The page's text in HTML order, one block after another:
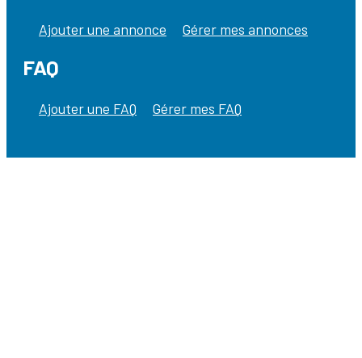
Ajouter une annonce Gérer mes annonces
FAQ
Ajouter une FAQ Gérer mes FAQ